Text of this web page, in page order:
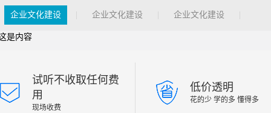
企业文化建设 企业文化建设 企业文化建设
是内容
试听不收取任何费
用
现场收费
低价透明
花的少 学的多 懂得多